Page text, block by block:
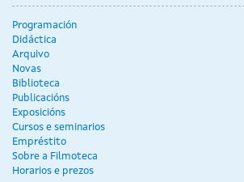
Programación
Didáctica
Arquivo
Novas
Biblioteca
Publicacións
Exposicións
Cursos e seminarios
Empréstito
Sobre a Filmoteca
Horarios e prezos